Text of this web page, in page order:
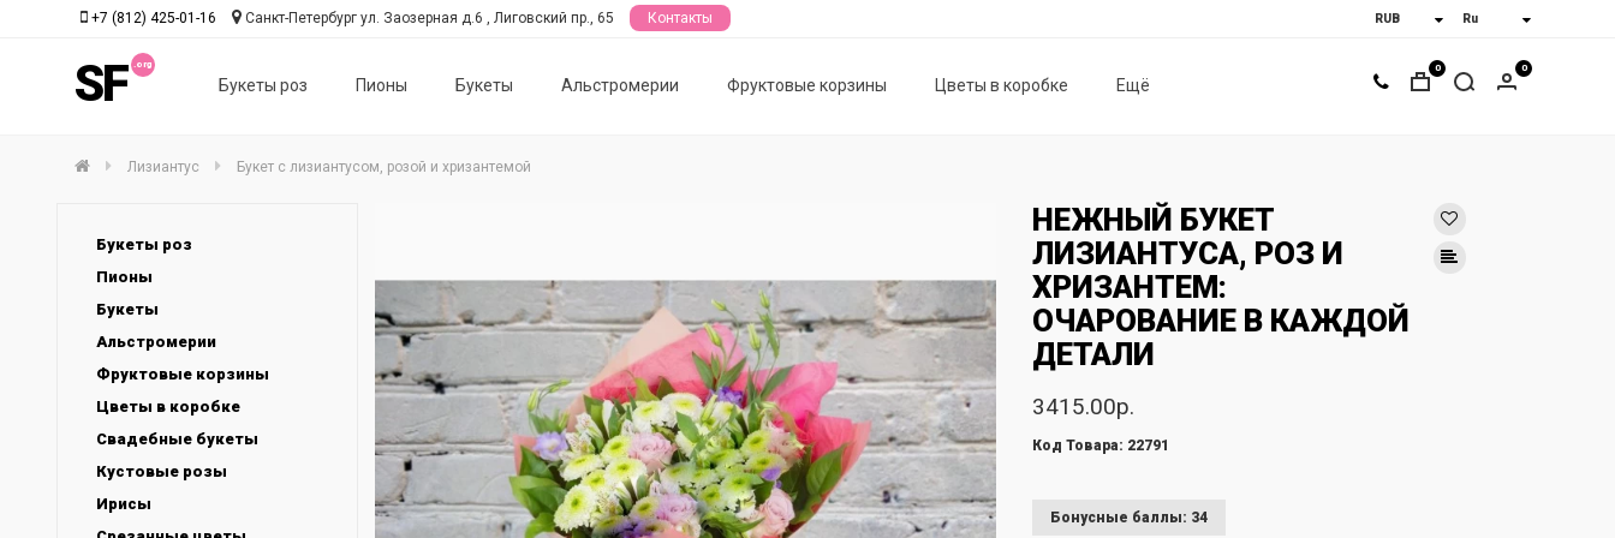
SF Букеты роз Пионы Букеты Альстромерии Фруктовые корзины Цветы в коробке Ещё
+7 (812) 425-01-16 Санкт-Петербург ул. Заозерная д.6 , Лиговский пр., 65 Контакты
0 0
Лизиантус Букет с лизиантусом, розой и хризантемой
Букеты роз
Пионы
Букеты
Альстромерии
Фруктовые корзины
Цветы в коробке
Свадебные букеты
Кустовые розы
Ирисы
НЕЖНЫЙ БУКЕТ
ЛИЗИАНТУСА, РОЗ И
ХРИЗАНТЕМ:
ОЧАРОВАНИЕ В КАЖДОЙ
ДЕТАЛИ
3415.00р.
Код Товара: 22791
Бонусные баллы: 34